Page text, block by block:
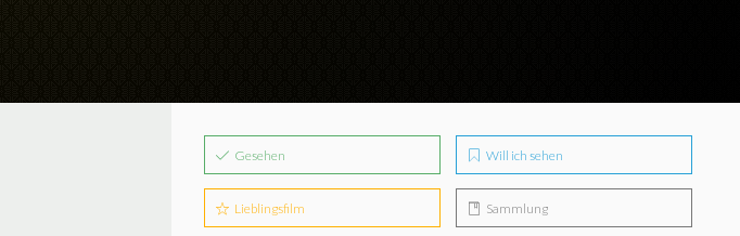
Gesehen Will ich sehen
Lieblingsfilm Sammlung